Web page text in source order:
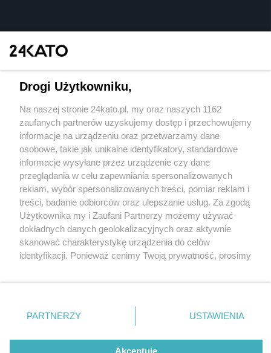
2 / 0
Wydawca mediów lokalnych
Nie zapomnij
zapoznać się z:
polityką prywatności regulamin korzystania z portali
Twojemiasto
Piekary Śląskie
Chorzów
Tarnowskie Góry
Gliwice
Skontakuj sięz nami
Kontakt
Wydawca
Redakcja
Drogi Użytkowniku,
Na naszej stronie 24kato.pl, my oraz naszych 1162
zaufanych partnerów uzyskujemy dostęp i przechowujemy
informacje na urządzeniu oraz przetwarzamy dane
osobowe, takie jak unikalne identyfikatory, standardowe
informacje wysyłane przez urządzenie czy dane
przeglądania w celu zapewniania spersonalizowanych
reklam, wybór spersonalizowanych treści, pomiar reklam i
treści, badanie odbiorców oraz ulepszanie usług. Za zgodą
Użytkownika my i Zaufani Partnerzy możemy używać
dokładnych danych geolokalizacyjnych oraz aktywnie
skanować charakterystykę urządzenia do celów
identyfikacji. Ponieważ cenimy Twoją prywatność, prosimy
prywatności znajdujący się w lewym dolnym rogu strony
. Niektóre rodzaje przetwarzania danych nie wymagają
zgody użytkownika, ale masz prawo sprzeciwić się
takiemu przetwarzaniu. Preferencje będą miały
PARTNERZY USTAWIENIA
Akceptuję